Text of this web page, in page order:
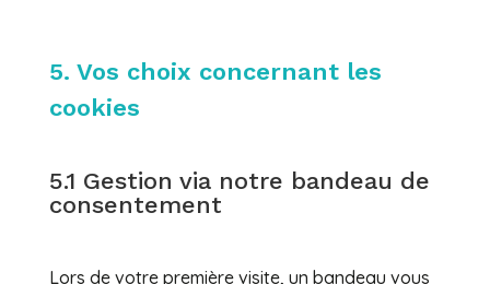
5. Vos choix concernant les
cookies
5.1 Gestion via notre bandeau de
consentement
Lors de votre première visite, un bandeau vous